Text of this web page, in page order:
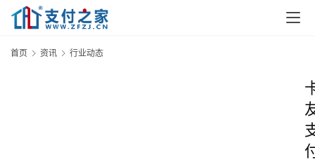
首页 资讯 行业动态